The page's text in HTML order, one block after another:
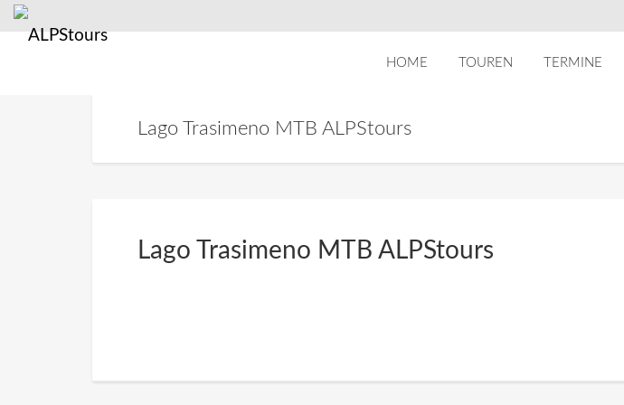
HOME TOUREN TERMINE
Lago Trasimeno MTB ALPStours
Lago Trasimeno MTB ALPStours